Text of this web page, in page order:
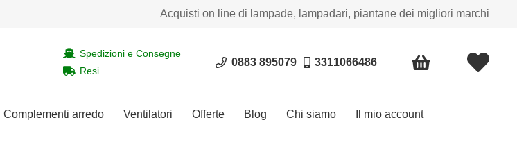
Acquisti on line di lampade, lampadari, piantane dei migliori marchi
Spedizioni e Consegne
Resi
0883 895079 3311066486
Complementi arredo Ventilatori Offerte Blog Chi siamo Il mio account